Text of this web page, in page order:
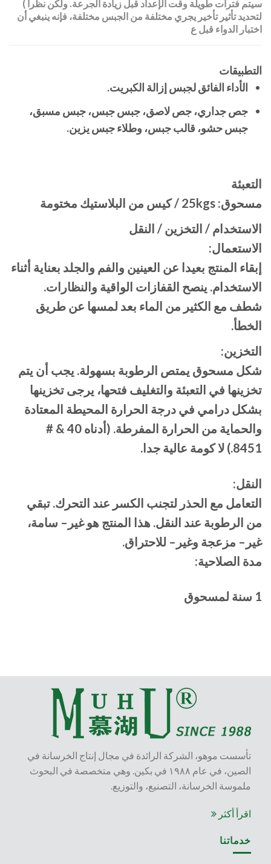
( سيتم فترات طويلة وقت الإعداد قبل زيادة الجرعة. ولكن نظرا
لتحديد تأثير تأخير يجري مختلفة من الجبس مختلفة، فإنه ينبغي أن
اختبار الدواء قبل ع
التطبيقات
الأداء الفائق لجبس إزالة الكبريت.
جص جداري، جص لاصق، جبس جبس، جبس مسبق،
جبس حشو، قالب جبس، وطلاء جبس يزين.
التعبئة
مسحوق: 25kgs / كيس من البلاستيك مختومة
الاستخدام / التخزين / النقل
الاستعمال:
إبقاء المنتج بعيدا عن العينين والفم والجلد بعناية أثناء
الاستخدام. ينصح القفازات الواقية والنظارات.
شطف مع الكثير من الماء بعد لمسها عن طريق
الخطأ.
التخزين:
شكل مسحوق يمتص الرطوبة بسهولة. يجب أن يتم
تخزينها في التعبئة والتغليف فتحها، يرجى تخزينها
بشكل درامي في درجة الحرارة المحيطة المعتادة
والحماية من الحرارة المفرطة. (أدناه 40 & #
8451.) لا كومة عالية جدا.
النقل:
التعامل مع الحذر لتجنب الكسر عند التحرك. تبقي
من الرطوبة عند النقل. هذا المنتج هو غير– سامة،
غير– مزعجة وغير– للاحتراق.
مدة الصلاحية:
1 سنة لمسحوق
تأسست موهو، الشركة الرائدة في مجال إنتاج الخرسانة في
الصين، في عام ١٩٨٨ في بكين. وهي متخصصة في البحوث
ملموسة الخرسانة، التصنيع، والتوزيع.
اقرأ أكثر
خدماتنا